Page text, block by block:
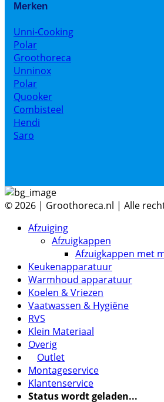
Merken
Unni-Cooking
Polar
Groothoreca
Unninox
Polar
Quooker
Combisteel
Hendi
Saro
© 2026 | Groothoreca.nl | Alle
Afzuiging
Afzuigkappen
Afzuigkappen met
Keukenapparatuur
Warmhoud apparatuur
Koelen & Vriezen
Vaatwassen & Hygiëne
RVS
Klein Materiaal
Overig
Outlet
Montageservice
Klantenservice
Status wordt geladen...